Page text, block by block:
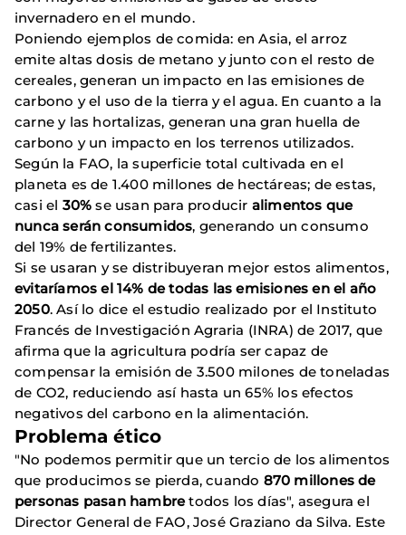
invernadero en el mundo.
Poniendo ejemplos de comida: en Asia, el arroz
emite altas dosis de metano y junto con el resto de
cereales, generan un impacto en las emisiones de
carbono y el uso de la tierra y el agua. En cuanto a la
carne y las hortalizas, generan una gran huella de
carbono y un impacto en los terrenos utilizados.
Según la FAO, la superficie total cultivada en el
planeta es de 1.400 millones de hectáreas; de estas,
casi el 30% se usan para producir alimentos que
nunca serán consumidos, generando un consumo
del 19% de fertilizantes.
Si se usaran y se distribuyeran mejor estos alimentos,
evitaríamos el 14% de todas las emisiones en el año
2050. Así lo dice el estudio realizado por el Instituto
Francés de Investigación Agraria (INRA) de 2017, que
afirma que la agricultura podría ser capaz de
compensar la emisión de 3.500 milones de toneladas
de CO2, reduciendo así hasta un 65% los efectos
negativos del carbono en la alimentación.
Problema ético
"No podemos permitir que un tercio de los alimentos
que producimos se pierda, cuando 870 millones de
personas pasan hambretodos los días", asegura el
Director General de FAO, José Graziano da Silva. Este